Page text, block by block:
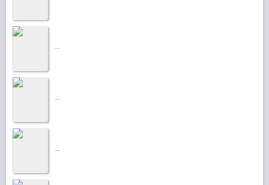
...
...
...